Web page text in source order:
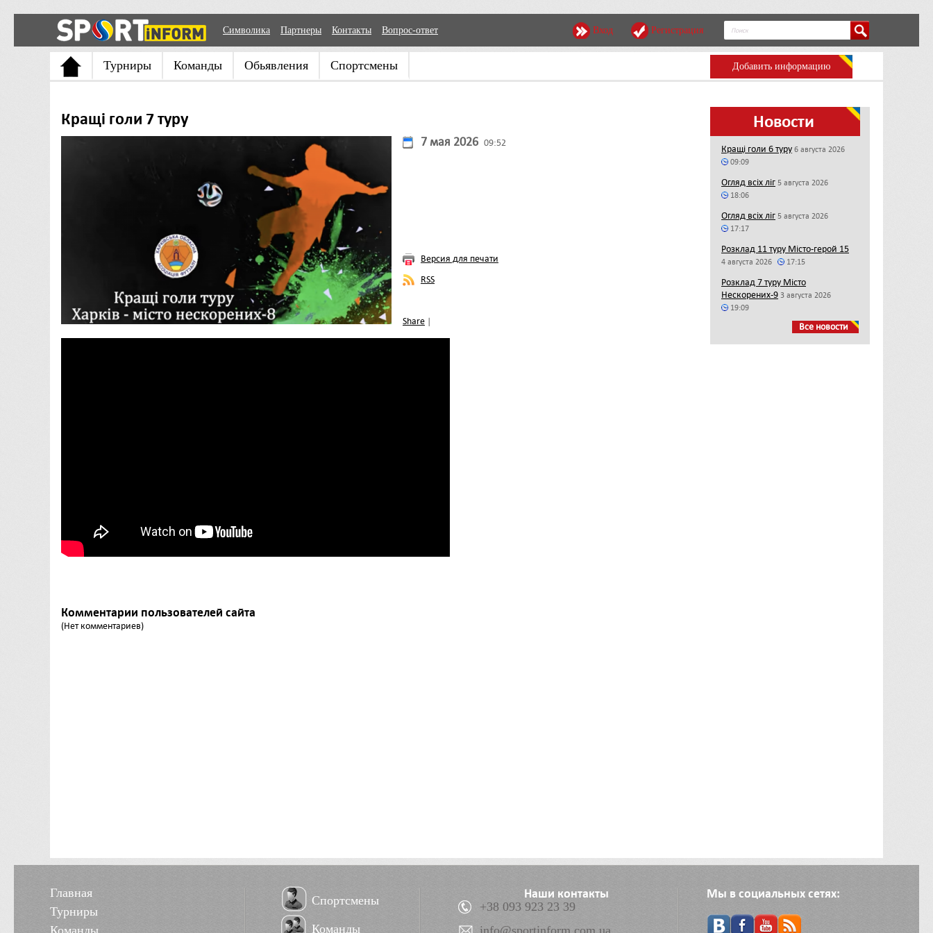
Символика Партнеры Контакты Вопрос-ответ Вход Регистрация
Турниры Команды Обьявления Спортсмены Добавить информацию
Кращі голи 7 туру
7 мая 2026 09:52
Версия для печати
RSS
Share |
Комментарии пользователей сайта
(Нет комментариев)
Новости
Кращі голи 6 туру 6 августа 2026
09:09
Огляд всіх ліг 5 августа 2026
18:06
Огляд всіх ліг 5 августа 2026
17:17
Розклад 11 туру Місто-герой 15
4 августа 2026 17:15
Розклад 7 туру Місто
Нескорених-9 3 августа 2026
19:09
Все новости
Главная
Турниры
Команды
Спортсмены
Команды
Наши контакты
+38 093 923 23 39
info@sportinform.com.ua
Мы в социальных сетях: